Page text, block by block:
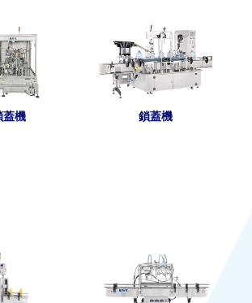
蓋機 鎖蓋機